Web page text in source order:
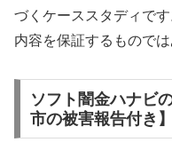
づくケーススタディで
内容を保証するものでは
ソフト闇金ハナビ
市の被害報告付き】